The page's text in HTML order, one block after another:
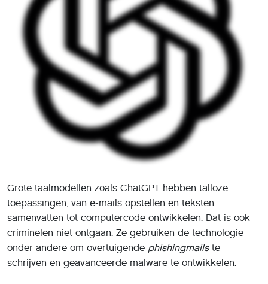
Grote taalmodellen zoals ChatGPT hebben talloze
toepassingen, van e-mails opstellen en teksten
samenvatten tot computercode ontwikkelen. Dat is ook
criminelen niet ontgaan. Ze gebruiken de technologie
schrijven en geavanceerde malware te ontwikkelen.
Koen Vervloesem